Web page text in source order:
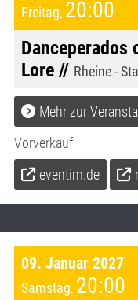
Freitag, 20:00
Danceperados
Lore // Rheine -
Mehr zur
Vorverkauf
eventim.de
09. Januar 2027
Samstag, 20:00